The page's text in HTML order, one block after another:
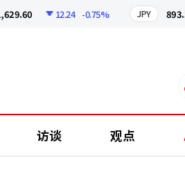
12.24 -0.75% JPY 893.38
访谈 观点